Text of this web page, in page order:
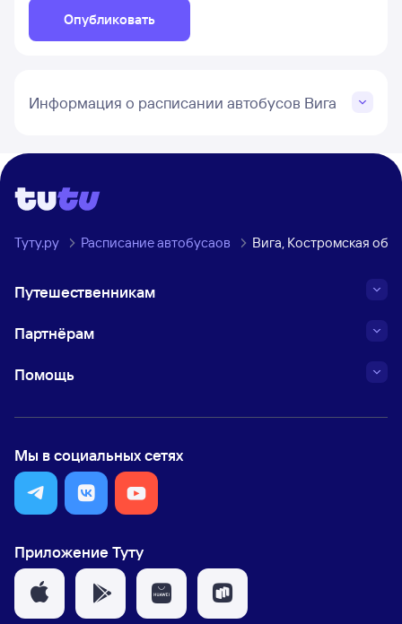
Опубликовать
Информация о расписании автобусов Вига
Туту.ру Расписание автобусаов Вига, Костромская
Путешественникам
Партнёрам
Помощь
Мы в социальных сетях
Приложение Туту